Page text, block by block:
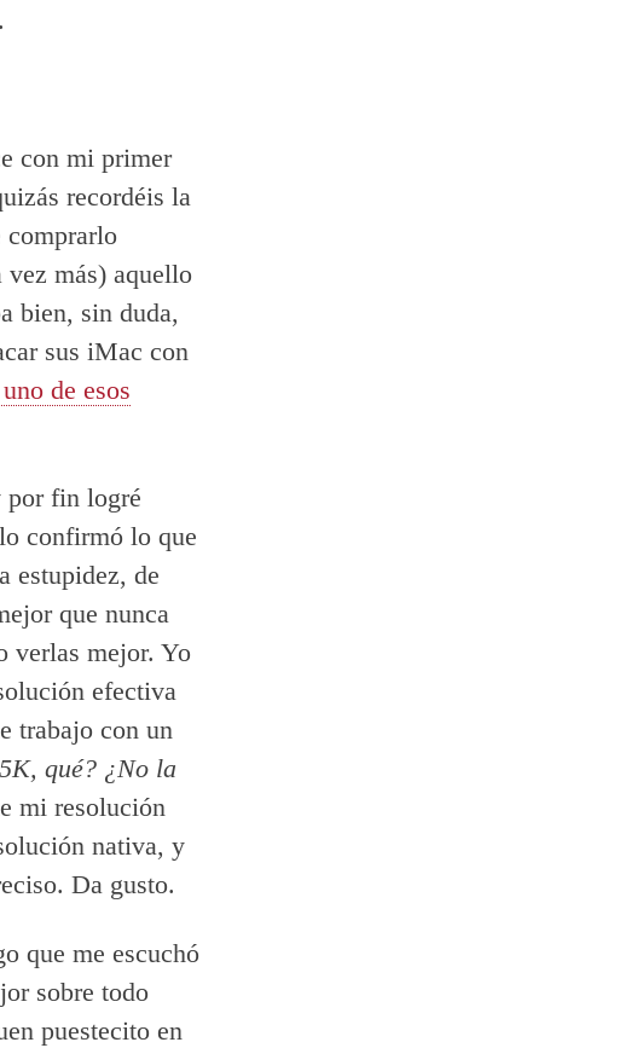
con mi primer
recordéis la
comprarlo
más) aquello
bien, sin duda,
sus iMac con
de esos
por fin logré
confirmó lo que
estupidez, de
que nunca
verlas mejor. Yo
efectiva
trabajo con un
qué? ¿No la
mi resolución
nativa, y
Da gusto.
que me escuchó
sobre todo
puestecito en